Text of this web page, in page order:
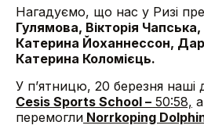
Нагадуємо, що нас у Ризі
Гулямова, Вікторія
Катерина Йоханнессон,
Катерина Коломієць.
У п’ятницю, 20 березня наші
Cesis Sports School – 50:58,
перемогли Norrkoping